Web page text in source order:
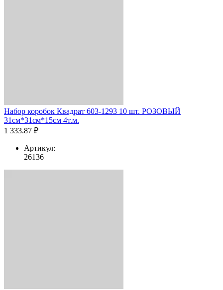
Набор коробок Квадрат 603-1293 10 шт. РОЗОВЫЙ
31см*31см*15см 4т.м.
1 333.87 ₽
Артикул:
26136